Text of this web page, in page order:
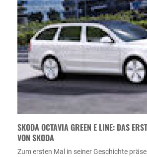
SKODA OCTAVIA GREEN E LINE: DAS
VON SKODA
Zum ersten Mal in seiner Geschichte